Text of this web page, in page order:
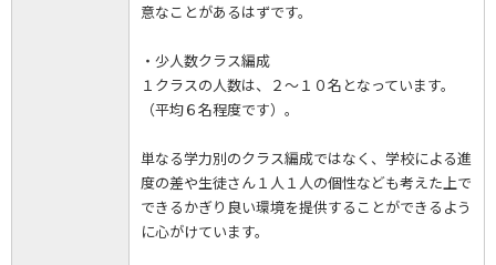
意なことがあるはずです。
・少人数クラス編成
１クラスの人数は、２～１０名となっています。
（平均６名程度です）。
単なる学力別のクラス編成ではなく、学校による進
度の差や生徒さん１人１人の個性なども考えた上で
できるかぎり良い環境を提供することができるよう
に心がけています。